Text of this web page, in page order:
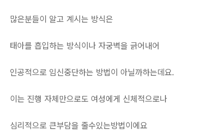
많은분들이 알고 계시는 방식은
태아를 흡입하는 방식이나 자궁벽을 긁어내어
인공적으로 임신중단하는 방법이 아닐까하는데요.
이는 진행 자체만으로도 여성에게 신체적으로나
심리적으로 큰부담을 줄수있는방법이에요